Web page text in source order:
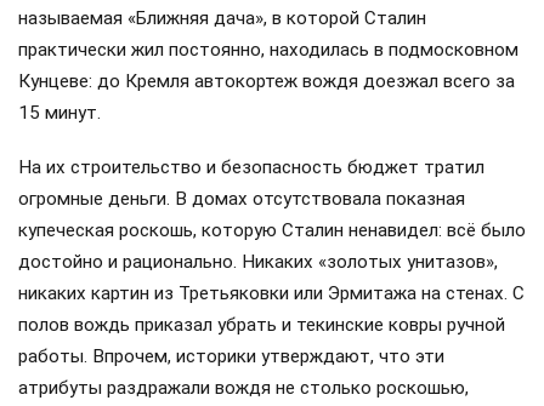
называемая «Ближняя дача», в которой Сталин
практически жил постоянно, находилась в подмосковном
Кунцеве: до Кремля автокортеж вождя доезжал всего за
15 минут.
На их строительство и безопасность бюджет тратил
огромные деньги. В домах отсутствовала показная
купеческая роскошь, которую Сталин ненавидел: всё было
достойно и рационально. Никаких «золотых унитазов»,
никаких картин из Третьяковки или Эрмитажа на стенах. С
полов вождь приказал убрать и текинские ковры ручной
работы. Впрочем, историки утверждают, что эти
атрибуты раздражали вождя не столько роскошью,